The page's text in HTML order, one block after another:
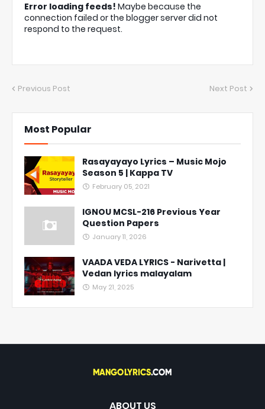
Error loading feeds! Maybe because the
connection failed or the blogger server did not
respond to the request.
Previous Post Next Post
Most Popular
Rasayayayo Lyrics – Music Mojo
Season 5 | Kappa TV
February 05, 2021
IGNOU MCSL-216 Previous Year
Question Papers
January 11, 2026
VAADA VEDA LYRICS - Narivetta |
Vedan lyrics malayalam
May 21, 2025
ABOUT US